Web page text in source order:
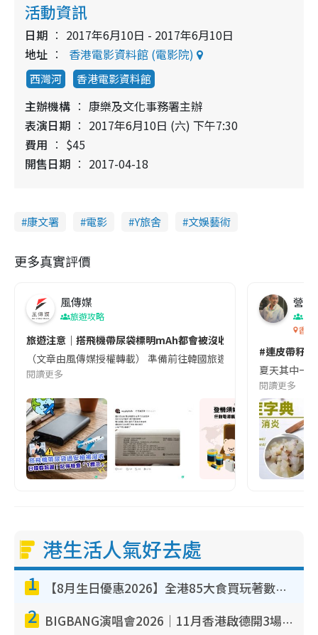
活動資訊
日期
2017年6月10日 - 2017年6月10日
地址
香港電影資料館 (電影院)
西灣河 香港電影資料館
主辦機構
康樂及文化事務署主辦
表演日期
2017年6月10日 (六) 下午7:30
費用
$45
開售日期
2017-04-18
康文署 電影 Y旅舍 文娛藝術
更多真實評價
風傳媒
旅遊攻略
旅遊注意｜搭飛機帶尿袋標明mAh都會被沒收😱出發前切記檢查
（文章由風傳媒授權轉載） 準備前往韓國旅遊的民眾，近期要
閱讀更多
營養
香港
#連皮帶籽
夏天其中一
閱讀更多
港生活人氣好去處
1 【8月生日優惠2026】全港85大食買玩著數攻略 自助餐/火鍋放題同行免費＋誠品/DONKI送現金券
2 BIGBANG演唱會2026｜11月香港啟德開3場！實名制VIP申請、優先購票攻略